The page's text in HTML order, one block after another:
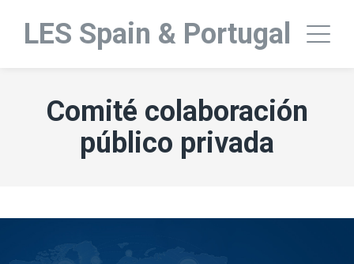
LES Spain & Portugal
Comité colaboración
público privada